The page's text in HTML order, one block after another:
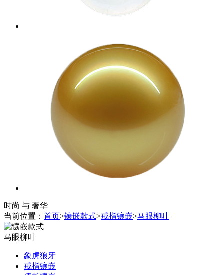
时尚 与 奢华
当前位置： 首页>镶嵌款式>戒指镶嵌>马眼柳叶
马眼柳叶
象虎狼牙
戒指镶嵌